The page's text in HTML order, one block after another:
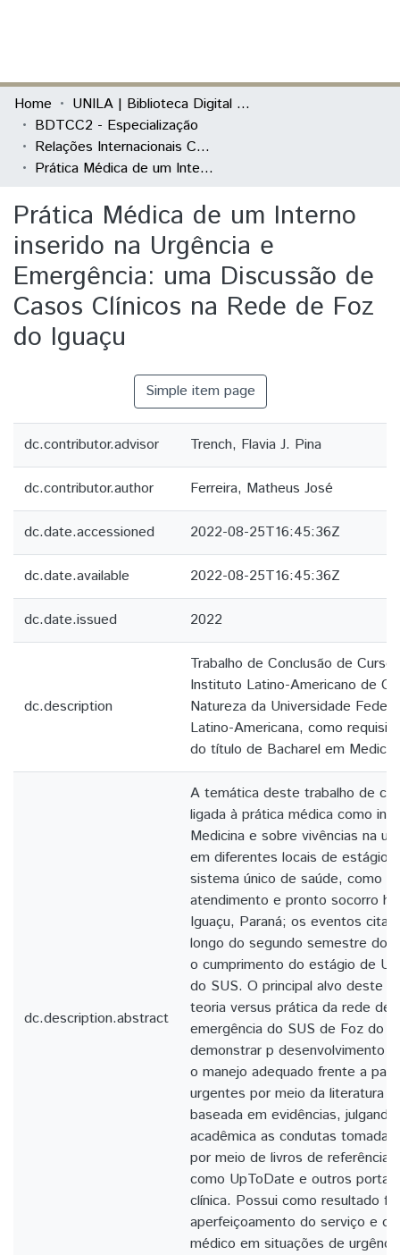
Communities & Collections
All of DSpace
Statistics
Home
UNILA | Biblioteca Digital de Trabalhos de Conclusão de Curso
BDTCC2 - Especialização
Relações Internacionais Contemporâneas
Prática Médica de um Interno inserido na Urgência e Emergência: uma Discussão de Casos Clínicos na Rede de Foz do Iguaçu
Prática Médica de um Interno
inserido na Urgência e
Emergência: uma Discussão de
Casos Clínicos na Rede de Foz
do Iguaçu
Simple item page
dc.contributor.advisor Trench, Flavia J. Pina
dc.contributor.author Ferreira, Matheus José
dc.date.accessioned 2022-08-25T16:45:36Z
dc.date.available 2022-08-25T16:45:36Z
dc.date.issued 2022
dc.description
Trabalho de Conclusão de
Instituto Latino-Americano de
Natureza da Universidade
Latino-Americana, como
do título de Bacharel em
dc.description.abstract
A temática deste trabalho de
ligada à prática médica como
Medicina e sobre vivências na
em diferentes locais de estágio
sistema único de saúde, como
atendimento e pronto socorro
Iguaçu, Paraná; os eventos
longo do segundo semestre do
o cumprimento do estágio de
do SUS. O principal alvo deste
teoria versus prática da rede de
emergência do SUS de Foz do
demonstrar p desenvolvimento
o manejo adequado frente a
urgentes por meio da literatura
baseada em evidências,
acadêmica as condutas
por meio de livros de referência
como UpToDate e outros
clínica. Possui como resultado
aperfeiçoamento do serviço e o
médico em situações de